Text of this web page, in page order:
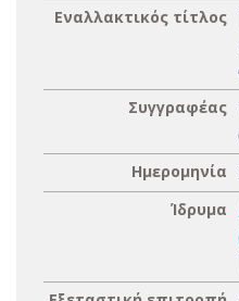
Εναλλακτικός τίτλος
Συγγραφέας
Ημερομηνία
Ίδρυμα